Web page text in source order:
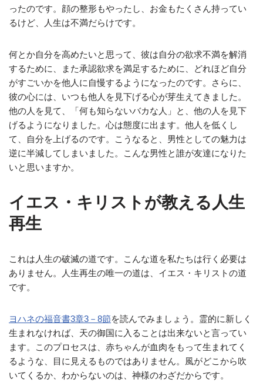
ったのです。顔の整形もやったし、お金もたくさん持ってい
るけど、人生は不満だらけです。
何とか自分を高めたいと思って、彼は自分の欲求不満を解消
するために、また承認欲求を満足するために、どれほど自分
がすごいかを他人に自慢するようになったのです。さらに、
彼の心には、いつも他人を見下げる心が芽生えてきました。
他の人を見て、「何も知らないバカな人」と、他の人を見下
げるようになりました。心は態度に出ます。他人を低くし
て、自分を上げるのです。こうなると、男性としての魅力は
逆に半減してしまいました。こんな男性と誰が友達になりた
いと思いますか。
イエス・キリストが教える人生
再生
これは人生の破滅の道です。こんな道を私たちは行く必要は
ありません。人生再生の唯一の道は、イエス・キリストの道
です。
ヨハネの福音書3章3－8節を読んでみましょう。霊的に新しく
生まれなければ、天の御国に入ることは出来ないと言ってい
ます。このプロセスは、赤ちゃんが血肉をもって生まれてく
るような、目に見えるものではありません。風がどこから吹
いてくるか、わからないのは、神様のわざだからです。